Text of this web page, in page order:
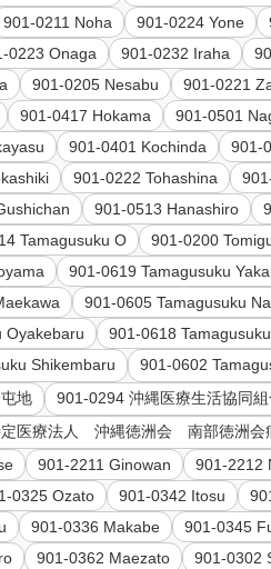
901-0211 Noha 901-0224 Yone
0223 Onaga 901-0232 Iraha
901-0205 Nesabu 901-0221
901-0417 Hokama 901-0501
901-0401 Kochinda 901-
901-0222 Tohashina
901-0513 Hanashiro
Tamagusuku O 901-0200
901-0619 Tamagusuku
901-0605 Tamagusuku
Oyakebaru 901-0618
Shikembaru 901-0602
地 901-0294 沖縄医療生活協同組
定医療法人 沖縄徳洲会 南部徳洲会
901-2211 Ginowan 901-2212
0325 Ozato 901-0342 Itosu
901-0336 Makabe 901-0345
901-0362 Maezato 901-0302